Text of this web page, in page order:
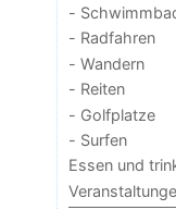
-
- Radfahren
- Wandern
- Reiten
- Golfplatze
- Surfen
Essen und